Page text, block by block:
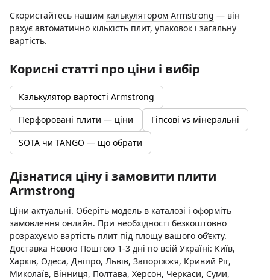
Скористайтесь нашим калькулятором Armstrong — він
рахує автоматично кількість плит, упаковок і загальну
вартість.
Корисні статті про ціни і вибір
Калькулятор вартості Armstrong
Перфоровані плити — ціни
Гіпсові vs мінеральні
SOTA чи TANGO — що обрати
Дізнатися ціну і замовити плити
Armstrong
Ціни актуальні. Оберіть модель в каталозі і оформіть
замовлення онлайн. При необхідності безкоштовно
розрахуємо вартість плит під площу вашого об’єкту.
Доставка Новою Поштою 1-3 дні по всій Україні: Київ,
Харків, Одеса, Дніпро, Львів, Запоріжжя, Кривий Ріг,
Миколаїв, Вінниця, Полтава, Херсон, Черкаси, Суми,